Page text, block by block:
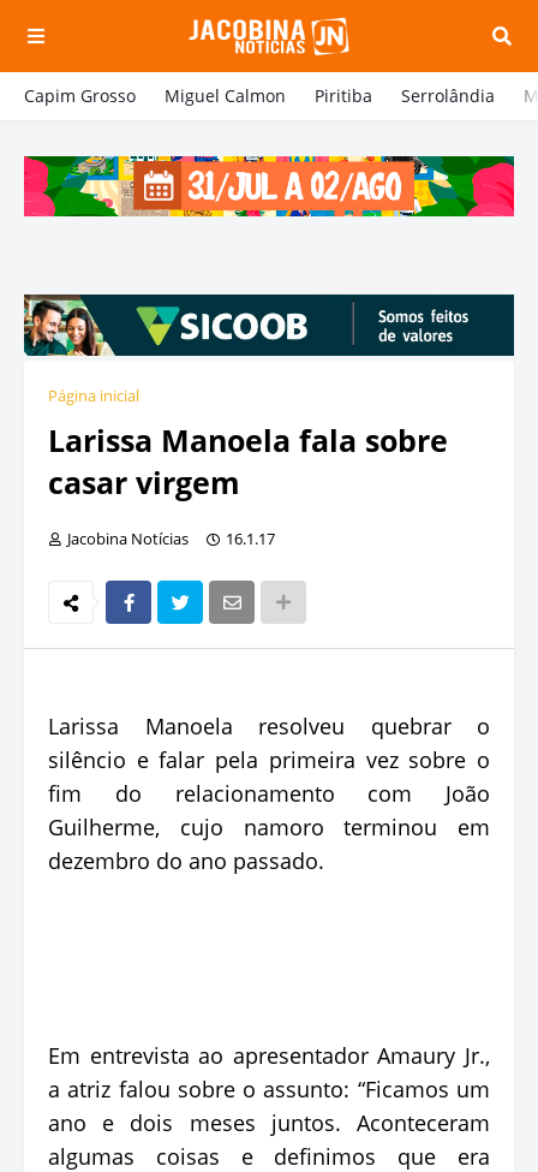
Capim Grosso Miguel Calmon Piritiba Serrolândia
Página inicial
Larissa Manoela fala sobre
casar virgem
Jacobina Notícias 16.1.17
Larissa Manoela resolveu quebrar o
silêncio e falar pela primeira vez sobre o
fim do relacionamento com João
Guilherme, cujo namoro terminou em
dezembro do ano passado.
Em entrevista ao apresentador Amaury Jr.,
a atriz falou sobre o assunto: “Ficamos um
ano e dois meses juntos. Aconteceram
algumas coisas e definimos que era